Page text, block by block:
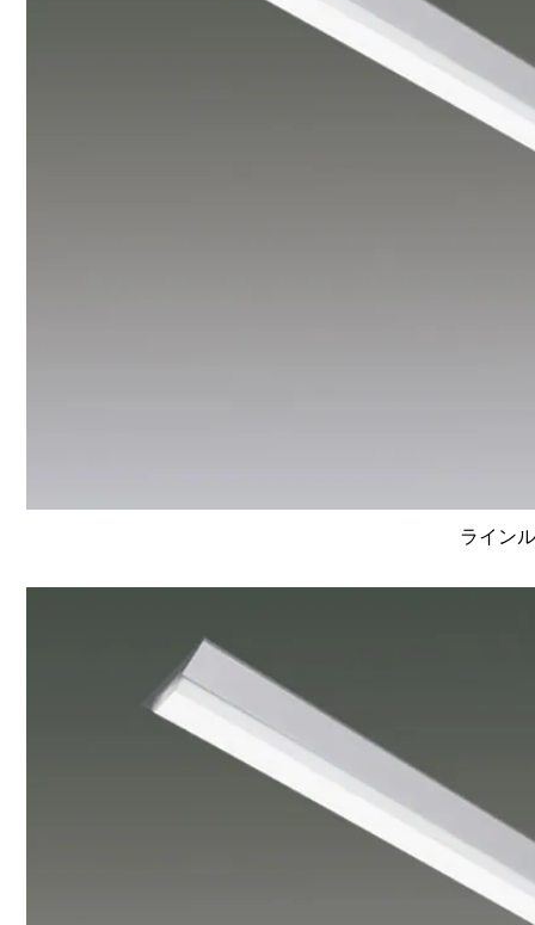
ライン